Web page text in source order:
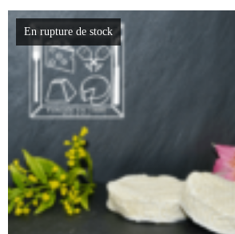
En rupture de stock